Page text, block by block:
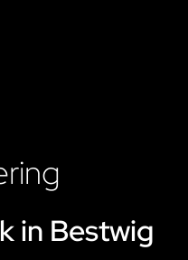
in Bestwig